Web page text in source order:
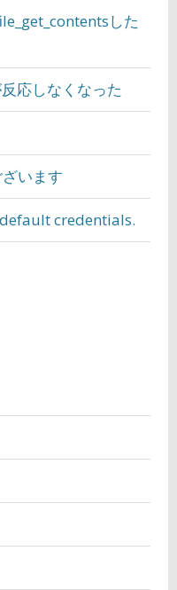
した
応しなくなった
います
default credentials.